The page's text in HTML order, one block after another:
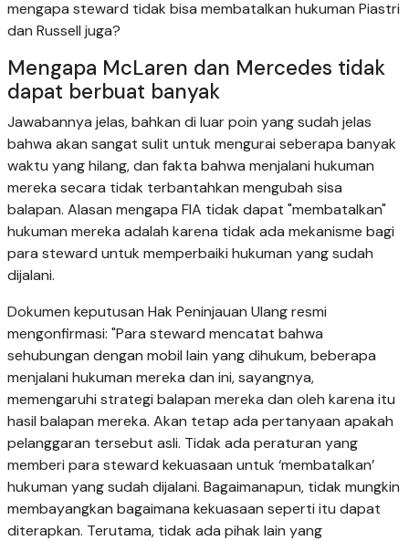
mengapa steward tidak bisa membatalkan hukuman Piastri
dan Russell juga?
Mengapa McLaren dan Mercedes tidak
dapat berbuat banyak
Jawabannya jelas, bahkan di luar poin yang sudah jelas
bahwa akan sangat sulit untuk mengurai seberapa banyak
waktu yang hilang, dan fakta bahwa menjalani hukuman
mereka secara tidak terbantahkan mengubah sisa
balapan. Alasan mengapa FIA tidak dapat "membatalkan"
hukuman mereka adalah karena tidak ada mekanisme bagi
para steward untuk memperbaiki hukuman yang sudah
dijalani.
Dokumen keputusan Hak Peninjauan Ulang resmi
mengonfirmasi: "Para steward mencatat bahwa
sehubungan dengan mobil lain yang dihukum, beberapa
menjalani hukuman mereka dan ini, sayangnya,
memengaruhi strategi balapan mereka dan oleh karena itu
hasil balapan mereka. Akan tetap ada pertanyaan apakah
pelanggaran tersebut asli. Tidak ada peraturan yang
memberi para steward kekuasaan untuk ‘membatalkan’
hukuman yang sudah dijalani. Bagaimanapun, tidak mungkin
membayangkan bagaimana kekuasaan seperti itu dapat
diterapkan. Terutama, tidak ada pihak lain yang